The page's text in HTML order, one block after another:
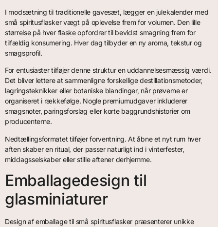
I modsætning til traditionelle gavesæt, lægger en julekalender med
små spiritusflasker vægt på oplevelse frem for volumen. Den lille
størrelse på hver flaske opfordrer til bevidst smagning frem for
tilfældig konsumering. Hver dag tilbyder en ny aroma, tekstur og
smagsprofil.
For entusiaster tilføjer denne struktur en uddannelsesmæssig værdi.
Det bliver lettere at sammenligne forskellige destillationsmetoder,
lagringsteknikker eller botaniske blandinger, når prøverne er
organiseret i rækkefølge. Nogle premiumudgaver inkluderer
smagsnoter, paringsforslag eller korte baggrundshistorier om
producenterne.
Nedtællingsformatet tilføjer forventning. At åbne et nyt rum hver
aften skaber en ritual, der passer naturligt ind i vinterfester,
middagsselskaber eller stille aftener derhjemme.
Emballagedesign til
glasminiaturer
Design af emballage til små spiritusflasker præsenterer unikke